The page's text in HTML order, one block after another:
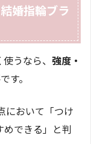
婚指輪ブラ
うなら、 強度・
す。
において「つけ
めできる」と判